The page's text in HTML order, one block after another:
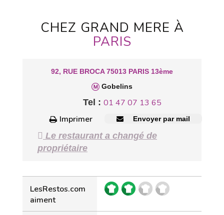
CHEZ GRAND MERE À
PARIS
92, RUE BROCA 75013 PARIS 13ème
Gobelins
Tel : 01 47 07 13 65
Imprimer
Envoyer par mail
Le restaurant a changé de
propriétaire
LesRestos.com
aiment